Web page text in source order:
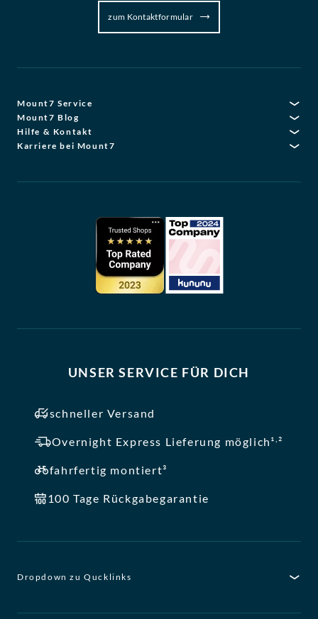
zum Kontaktformular
Mount7 Service
Mount7 Blog
Hilfe & Kontakt
Karriere bei Mount7
UNSER SERVICE FÜR DICH
schneller Versand
Overnight Express Lieferung möglich¹,²
fahrfertig montiert³
100 Tage Rückgabegarantie
Dropdown zu Qucklinks